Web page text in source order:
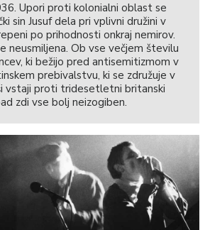
Upori proti kolonialni oblast se
sin Jusuf dela pri vplivni družini v
po prihodnosti onkraj nemirov.
neusmiljena. Ob vse večjem številu
ki bežijo pred antisemitizmom v
prebivalstvu, ki se združuje v
vstaji proti tridesetletni britanski
zdi vse bolj neizogiben.